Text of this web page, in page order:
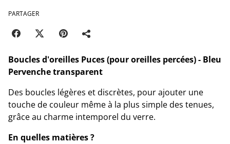
PARTAGER
Boucles d'oreilles Puces (pour oreilles percées) - Bleu
Pervenche transparent
Des boucles légères et discrètes, pour ajouter une
touche de couleur même à la plus simple des tenues,
grâce au charme intemporel du verre.
En quelles matières ?